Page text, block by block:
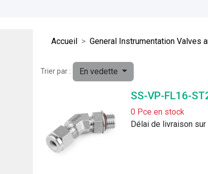
Accueil General Instrumentation Valves
Trier par : En vedette
SS-VP-FL16-
0 Pce en stock
Délai de livraison sur